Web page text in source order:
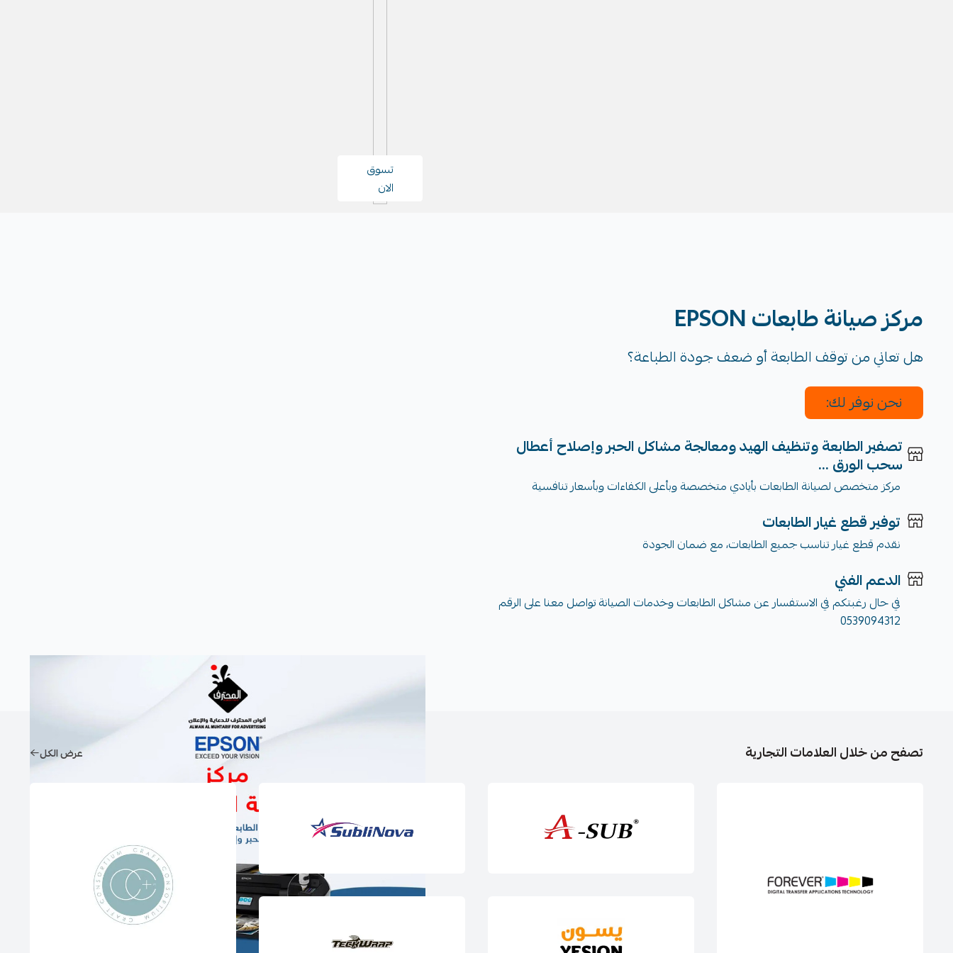
تسوق
الان
مركز صيانة طابعات EPSON
هل تعاني من توقف الطابعة أو ضعف جودة الطباعة؟
تصفير الطابعة وتنظيف الهيد ومعالجة مشاكل الحبر وإصلاح أعطال
سحب الورق ...
مركز متخصص لصيانة الطابعات بأيادي متخصصة وبأعلى الكفاءات وبأسعار تنافسية
توفير قطع غيار الطابعات
نقدم قطع غيار تناسب جميع الطابعات، مع ضمان الجودة
الدعم الفني
في حال رغبتكم في الاستفسار عن مشاكل الطابعات وخدمات الصيانة تواصل معنا على الرقم
0539094312
نحن نوفر لك:
تصفح من خلال العلامات التجارية عرض الكل